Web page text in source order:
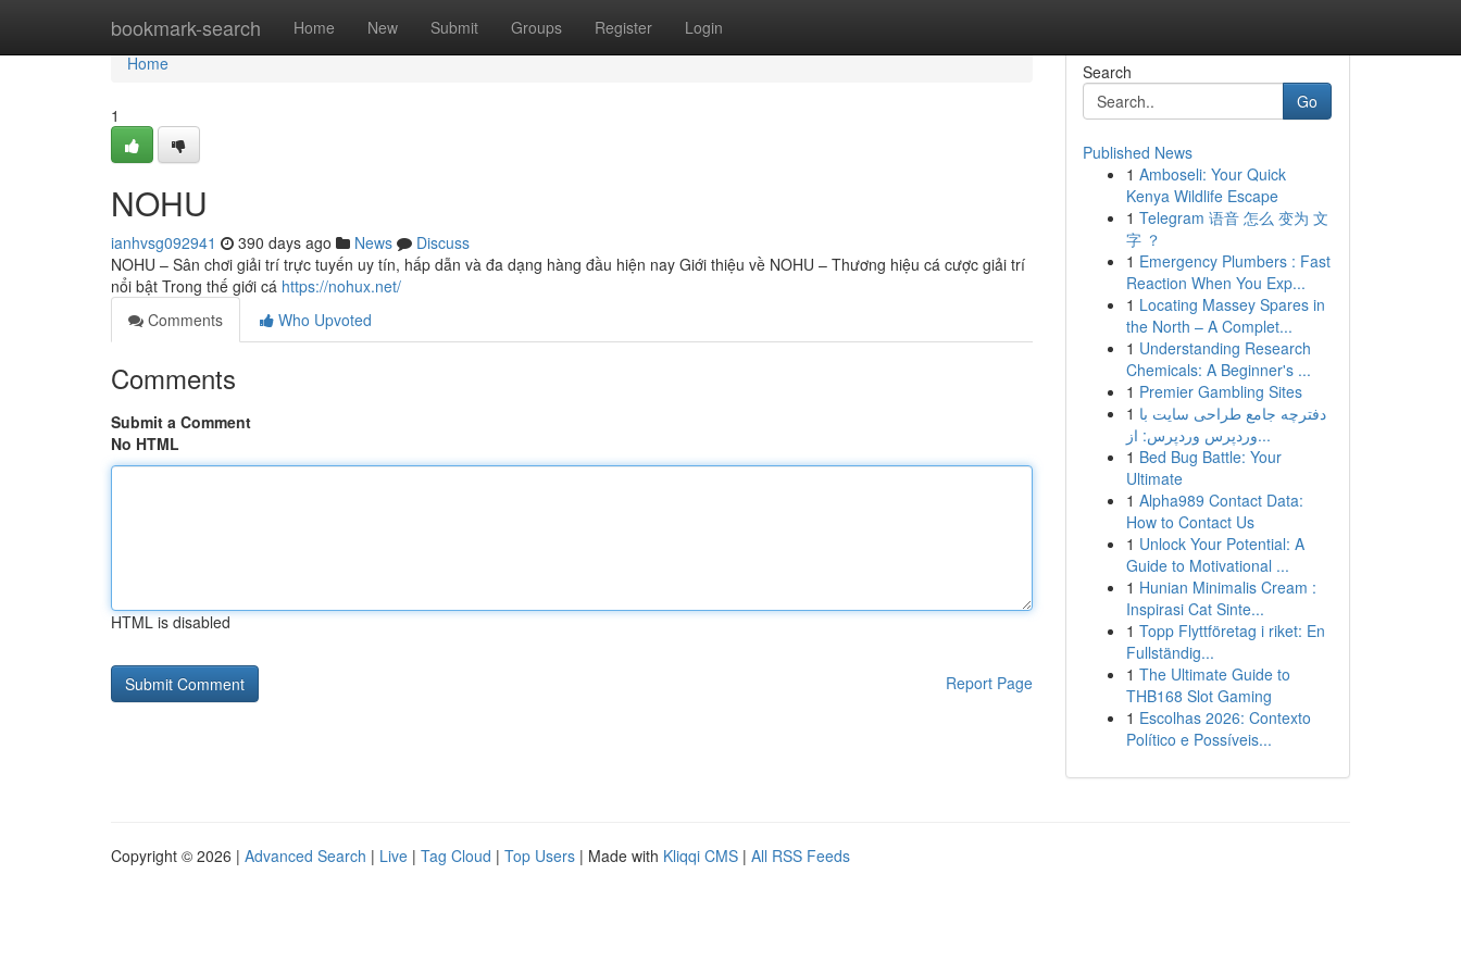
bookmark-search Home New Submit Groups Register Login
Home
Home
1
NOHU
ianhvsg092941 390 days ago News
Discuss
NOHU – Sân chơi giải trí trực tuyến uy tín, hấp dẫn và đa dạng hàng đầu hiện nay Giới thiệu về NOHU – Thương hiệu cá cược giải trí
nổi bật Trong thế giới cá https://nohux.net/
Comments
Who Upvoted
Comments
Submit a Comment
No HTML
HTML is disabled
Report Page
Search
Go
Published News
1 Amboseli: Your Quick
Kenya Wildlife Escape
1 Telegram 语音 怎么 变为 文
字 ？
1 Emergency Plumbers : Fast
Reaction When You Exp...
1 Locating Massey Spares in
the North – A Complet...
1 Understanding Research
Chemicals: A Beginner's ...
1 Premier Gambling Sites
1 دفترچه جامع طراحی سایت با
وردپرس وردپرس: از...
1 Bed Bug Battle: Your
Ultimate
1 Alpha989 Contact Data:
How to Contact Us
1 Unlock Your Potential: A
Guide to Motivational ...
1 Hunian Minimalis Cream :
Inspirasi Cat Sinte...
1 Topp Flyttföretag i riket: En
Fullständig...
1 The Ultimate Guide to
THB168 Slot Gaming
1 Escolhas 2026: Contexto
Político e Possíveis...
Copyright © 2026 | Advanced Search | Live | Tag Cloud | Top Users | Made with Kliqqi CMS | All RSS Feeds